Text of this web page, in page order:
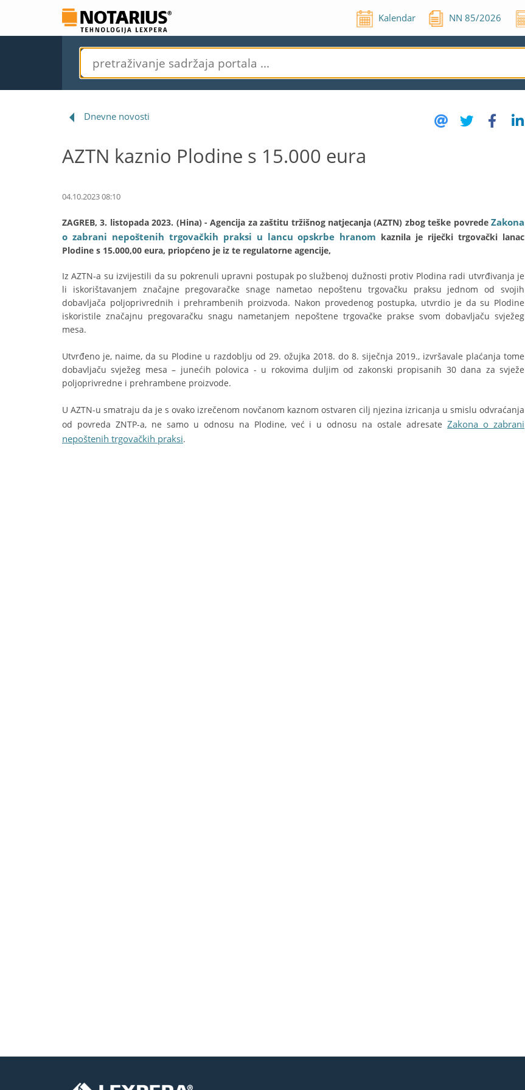
Kalendar NN85/2026
Dnevne novosti
AZTN kaznio Plodine s 15.000 eura
04.10.2023 08:10
ZAGREB, 3. listopada 2023. (Hina) - Agencija za zaštitu tržišnog natjecanja (AZTN) zbog teške povrede Zakona
o zabrani nepoštenih trgovačkih praksi u lancu opskrbe hranom kaznila je riječki trgovački lanac
Plodine s 15.000,00 eura, priopćeno je iz te regulatorne agencije,
Iz AZTN-a su izvijestili da su pokrenuli upravni postupak po službenoj dužnosti protiv Plodina radi utvrđivanja je
li iskorištavanjem značajne pregovaračke snage nametao nepoštenu trgovačku praksu jednom od svojih
dobavljača poljoprivrednih i prehrambenih proizvoda. Nakon provedenog postupka, utvrdio je da su Plodine
iskoristile značajnu pregovaračku snagu nametanjem nepoštene trgovačke prakse svom dobavljaču svježeg
mesa.
Utvrđeno je, naime, da su Plodine u razdoblju od 29. ožujka 2018. do 8. siječnja 2019., izvršavale plaćanja tome
dobavljaču svježeg mesa – junećih polovica - u rokovima duljim od zakonski propisanih 30 dana za svježe
poljoprivredne i prehrambene proizvode.
U AZTN-u smatraju da je s ovako izrečenom novčanom kaznom ostvaren cilj njezina izricanja u smislu odvraćanja
od povreda ZNTP-a, ne samo u odnosu na Plodine, već i u odnosu na ostale adresateZakona o zabrani
nepoštenih trgovačkih praksi.